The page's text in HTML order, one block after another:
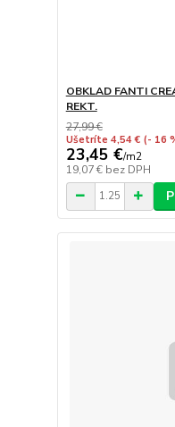
OBKLAD FANTI
REKT.
27,99 €
Ušetríte 4,54 € (- 16
23,45 €/m2
19,07 € bez DPH